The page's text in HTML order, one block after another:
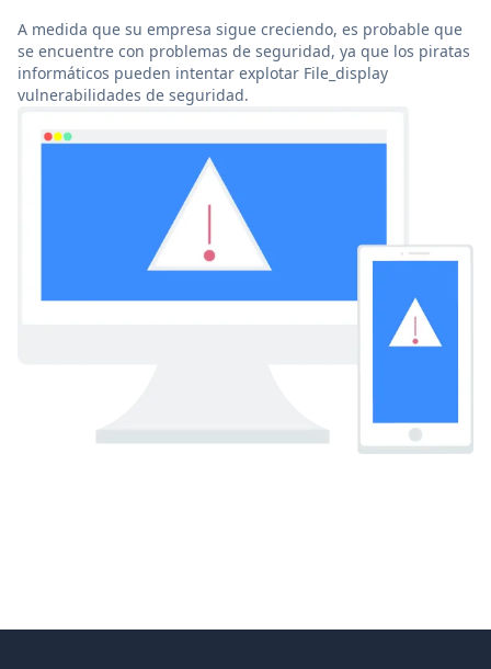
A medida que su empresa sigue creciendo, es probable que
se encuentre con problemas de seguridad, ya que los piratas
informáticos pueden intentar explotar File_display
vulnerabilidades de seguridad.